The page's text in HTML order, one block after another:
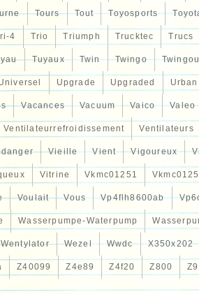
Tours Tout Toyosports
4 Trio Triumph Trucktec Trucs
Tuyaux Twin Twingo
Upgrade Upgraded Urban
Vacances Vacuum Vaico Valeo
Ventilateurrefroidissement Ventilateurs
Vieille Vient Vigoureux
Vitrine Vkmc01251
Voulait Vous Vp4flh8600ab
Wasserpumpe-Waterpump
Wentylator Wezel Wwdc X350x202
Z40099 Z4e89 Z4f20 Z800